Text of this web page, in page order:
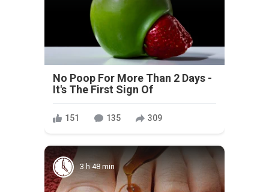
No Poop For More Than 2 Days -
It's The First Sign Of
151 135 309
3 h 48 min